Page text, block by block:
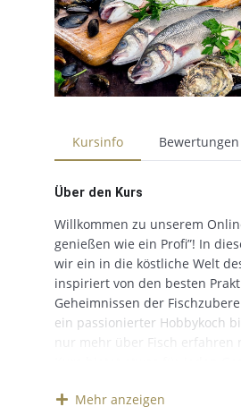
Kursinfo Bewertungen
Über den Kurs
Willkommen zu unserem
genießen wie ein Profi”! In
wir ein in die köstliche Welt
inspiriert von den besten
Geheimnissen der
ein passionierter Hobbykoch
nur mehr über Fisch erfahren
Fische sind nicht nur
Mehr anzeigen